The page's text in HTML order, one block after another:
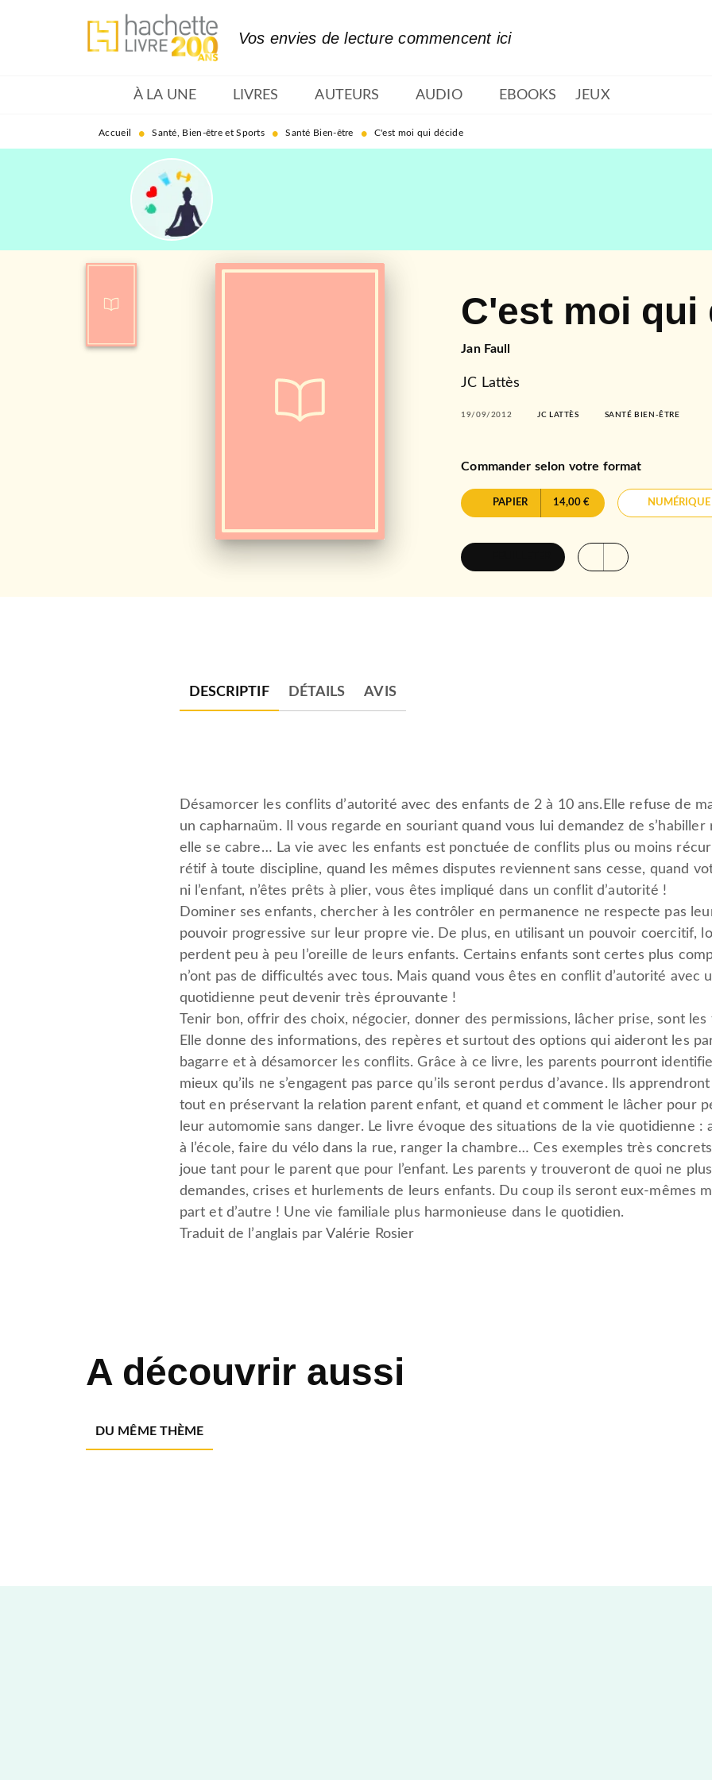
MENU RECHERCHE
Vos envies de lecture commencent ici
À LA UNE LIVRES AUTEURS AUDIO EBOOKS JEUX
Accueil • Santé, Bien-être et Sports • Santé Bien-être • C'est moi qui décide
C'est moi qui
Jan Faull
JC Lattès
19/09/2012 JC LATTÈS SANTÉ BIEN-ÊTRE
Commander selon votre format
PAPIER 14,00 € NUMÉRIQUE
DESCRIPTIF DÉTAILS AVIS
Désamorcer les conflits d’autorité avec des enfants de 2 à 10 ans.Elle refuse de
un capharnaüm. Il vous regarde en souriant quand vous lui demandez de
elle se cabre… La vie avec les enfants est ponctuée de conflits plus ou moins
rétif à toute discipline, quand les mêmes disputes reviennent sans cesse, quand
ni l’enfant, n’êtes prêts à plier, vous êtes impliqué dans un conflit d’autorité !
Dominer ses enfants, chercher à les contrôler en permanence ne respecte pas
pouvoir progressive sur leur propre vie. De plus, en utilisant un pouvoir coercitif,
perdent peu à peu l’oreille de leurs enfants. Certains enfants sont certes plus
n’ont pas de difficultés avec tous. Mais quand vous êtes en conflit d’autorité avec
quotidienne peut devenir très éprouvante !
Tenir bon, offrir des choix, négocier, donner des permissions, lâcher prise, sont les
Elle donne des informations, des repères et surtout des options qui aideront les
bagarre et à désamorcer les conflits. Grâce à ce livre, les parents pourront
mieux qu’ils ne s’engagent pas parce qu’ils seront perdus d’avance. Ils
tout en préservant la relation parent enfant, et quand et comment le lâcher pour
leur automomie sans danger. Le livre évoque des situations de la vie quotidienne
à l’école, faire du vélo dans la rue, ranger la chambre… Ces exemples très
joue tant pour le parent que pour l’enfant. Les parents y trouveront de quoi ne
demandes, crises et hurlements de leurs enfants. Du coup ils seront eux-mêmes
part et d’autre ! Une vie familiale plus harmonieuse dans le quotidien.
Traduit de l’anglais par Valérie Rosier
A découvrir aussi
DU MÊME THÈME